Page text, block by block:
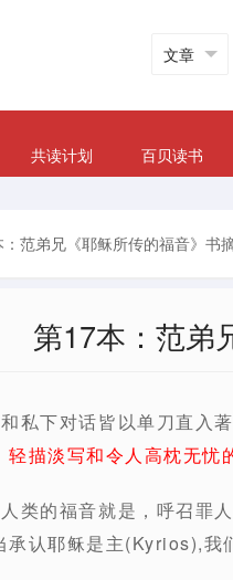
共读计划 百贝读书
范弟兄《耶稣所传的福音》书
第17本：范弟
私下对话皆以单刀直入著
描淡写和令人高枕无忧
类的福音就是，呼召罪
承认耶稣是主(Kyrios),